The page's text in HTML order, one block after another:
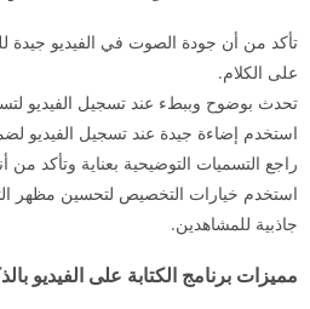
تأكد من أن جودة الصوت في الفيديو
على الكلام.
تحدث بوضوح وببطء عند تسجيل الفيديو
استخدم إضاءة جيدة عند تسجيل الفيديو
راجع التسميات التوضيحية بعناية وتأكد من
استخدم خيارات التخصيص لتحسين مظهر
جاذبية للمشاهدين.
مميزات برنامج الكتابة على الفيديو